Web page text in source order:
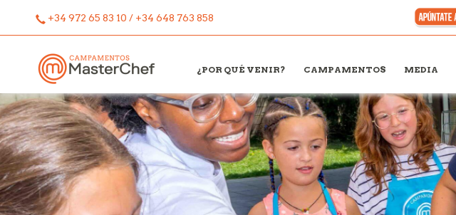
+34 972 65 83 10 / +34 648 763 858
¿POR QUÉ VENIR? CAMPAMENTOS MEDIA